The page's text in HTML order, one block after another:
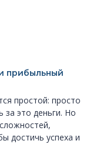
прибыльный
простой: просто
за это деньги. Но
достичь успеха и